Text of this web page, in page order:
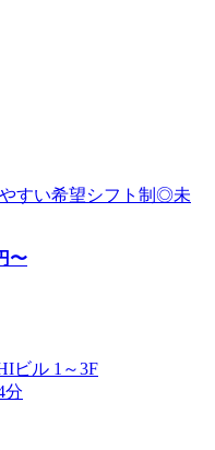
すい希望シフト制◎未
〜
ビル 1～3F
分